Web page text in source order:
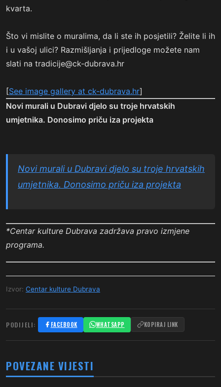
kvarta.
Što vi mislite o muralima, da li ste ih posjetili? Želite li ih
i u vašoj ulici? Razmišljanja i prijedloge možete nam
slati na tradicije@ck-dubrava.hr
[See image gallery at ck-dubrava.hr]
Novi murali u Dubravi djelo su troje hrvatskih
umjetnika. Donosimo priču iza projekta
Novi murali u Dubravi djelo su troje hrvatskih
umjetnika. Donosimo priču iza projekta
*Centar kulture Dubrava zadržava pravo izmjene
programa.
Izvor: Centar kulture Dubrava
PODIJELI: FACEBOOK WHATSAPP KOPIRAJ LINK
POVEZANE VIJESTI